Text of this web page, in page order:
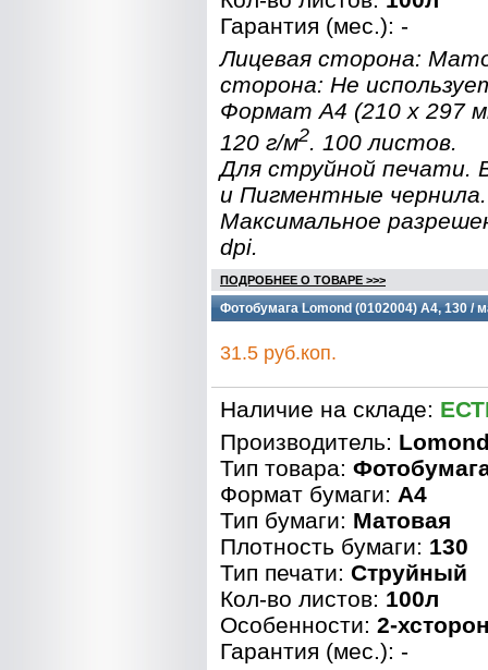
Гарантия (мес.): -
Лицевая сторона:
сторона: Не
Формат A4 (210 x 297
120 г/м2. 100 листов.
Для струйной печати.
и Пигментные чернила.
Максимальное
dpi.
ПОДРОБНЕЕ О ТОВАРЕ >>>
Фотобумага Lomond (0102004) A4, 130 /
31.5 руб.коп.
Наличие на складе:
Производитель:
Тип товара:
Формат бумаги: A4
Тип бумаги: Матовая
Плотность бумаги: 130
Тип печати: Струйный
Кол-во листов: 100л
Особенности: 2-
Гарантия (мес.): -